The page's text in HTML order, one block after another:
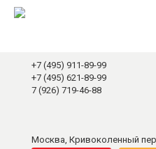
+7 (495) 911-89-99
+7 (495) 621-89-99
7 (926) 719-46-88
Москва, Кривоколенный